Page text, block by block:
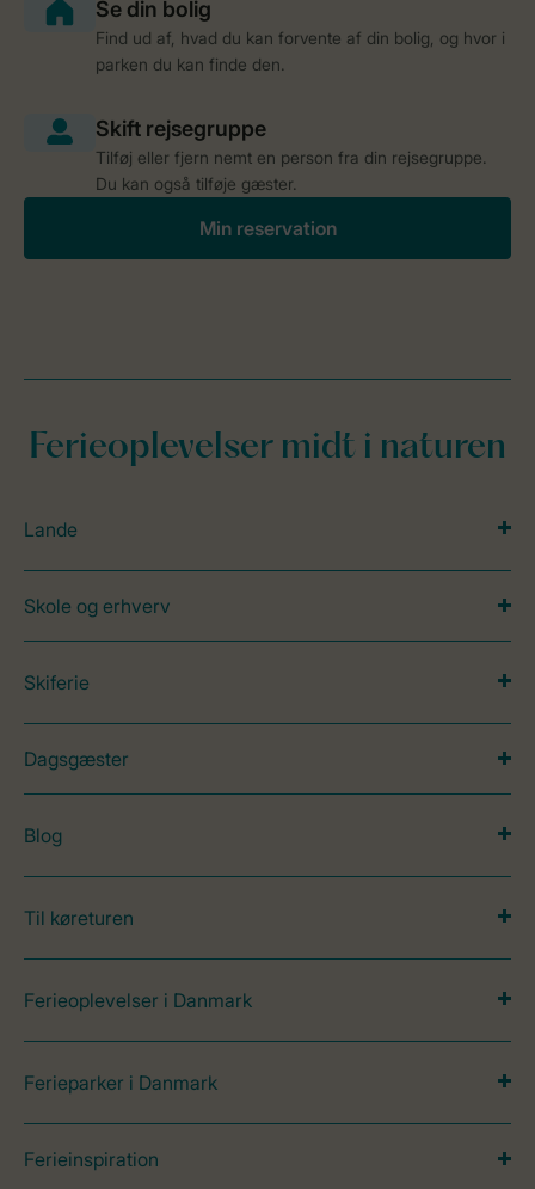
Find ud af, hvad du kan forvente af din bolig, og hvor i
parken du kan finde den.
Tilføj eller fjern nemt en person fra din rejsegruppe.
Du kan også tilføje gæster.
Min reservation
Ferieoplevelser midt i naturen
Lande
Skole og erhverv
Skiferie
Dagsgæster
Blog
Til køreturen
Ferieoplevelser i Danmark
Ferieparker i Danmark
Ferieinspiration